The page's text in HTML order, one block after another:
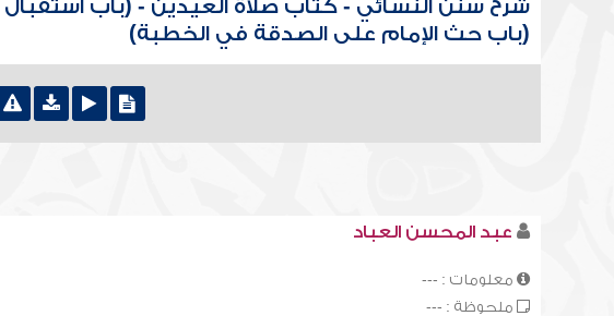
شرح سنن النسائي - كتاب صلاة العيدين - (باب
(باب حث الإمام على الصدقة في الخطبة)
عبد المحسن العباد
معلومات : ---
ملحوظة : ---